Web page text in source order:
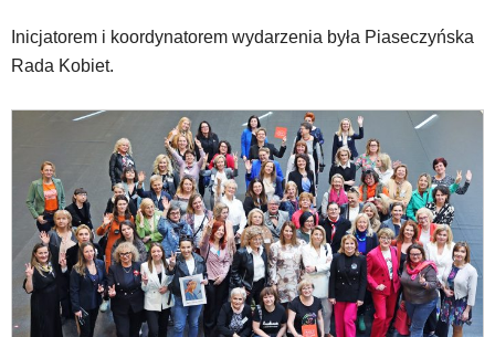
mogą
się
powszechnie
wideo
portalu
YouTube
oraz
mapy
Google
Inicjatorem i koordynatorem wydarzenia była Piaseczyńska
Rada Kobiet.